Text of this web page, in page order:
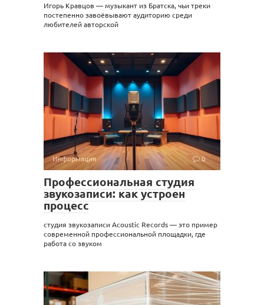
Игорь Кравцов — музыкант из Братска, чьи треки
постепенно завоёвывают аудиторию среди
любителей авторской
Информация 0
Профессиональная студия
звукозаписи: как устроен
процесс
студия звукозаписи Acoustic Records — это пример
современной профессиональной площадки, где
работа со звуком